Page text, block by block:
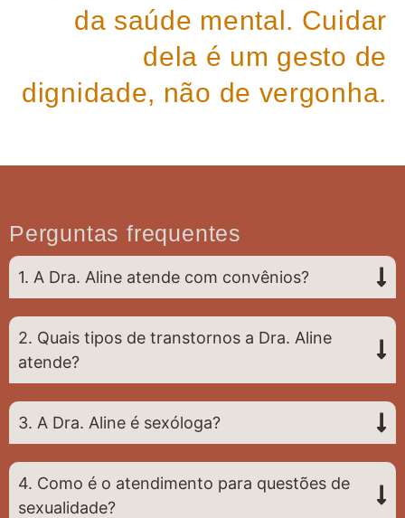
da saúde mental. Cuidar
dela é um gesto de
dignidade, não de vergonha.
Perguntas frequentes
1. A Dra. Aline atende com convênios?
2. Quais tipos de transtornos a Dra. Aline
atende?
3. A Dra. Aline é sexóloga?
4. Como é o atendimento para questões de
sexualidade?